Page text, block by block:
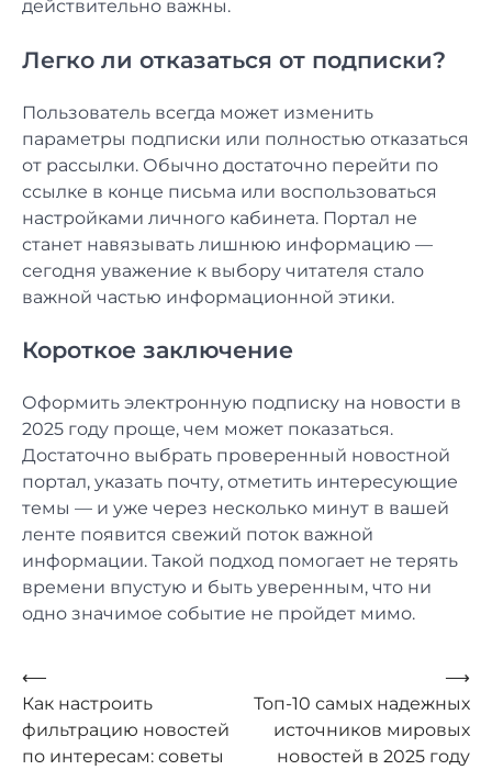
действительно важны.
Легко ли отказаться от подписки?
Пользователь всегда может изменить
параметры подписки или полностью отказаться
от рассылки. Обычно достаточно перейти по
ссылке в конце письма или воспользоваться
настройками личного кабинета. Портал не
станет навязывать лишнюю информацию —
сегодня уважение к выбору читателя стало
важной частью информационной этики.
Короткое заключение
Оформить электронную подписку на новости в
2025 году проще, чем может показаться.
Достаточно выбрать проверенный новостной
портал, указать почту, отметить интересующие
темы — и уже через несколько минут в вашей
ленте появится свежий поток важной
информации. Такой подход помогает не терять
времени впустую и быть уверенным, что ни
одно значимое событие не пройдет мимо.
Навигация
по
записям
⟵
Как настроить
фильтрацию новостей
по интересам: советы
Топ-10 самых надежных
источников мировых
новостей в 2025 году
⟶